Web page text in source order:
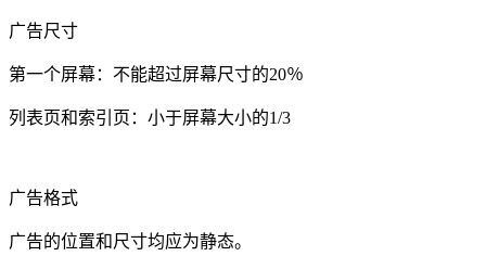
广告尺寸
第一个屏幕：不能超过屏幕尺寸的20％
列表页和索引页：小于屏幕大小的1/3
广告格式
广告的位置和尺寸均应为静态。